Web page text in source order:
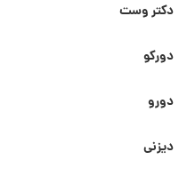
دکتر وست
دورکو
دورو
دیزنی